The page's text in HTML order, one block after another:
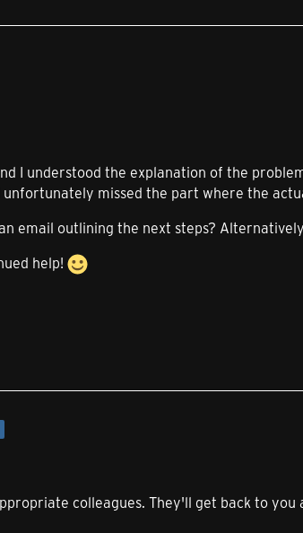
I understood the explanation of the
missed the part where the
an email outlining the next steps?
help!
colleagues. They'll get back to you